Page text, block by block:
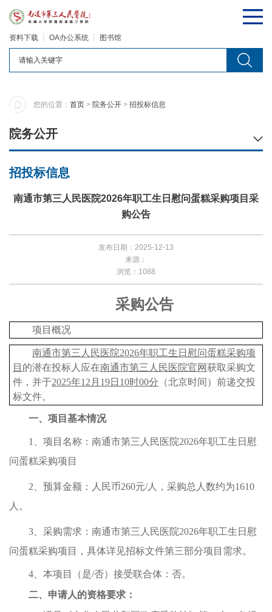
资料下载 OA办公系统 图书馆
您的位置： 首页 > 院务公开 > 招投标信息
院务公开
招投标信息
南通市第三人民医院2026年职工生日慰问蛋糕采购项目采
购公告
发布日期：2025-12-13
来源：
浏览：1088
采购公告
项目概况
南通市第三人民医院2026年职工生日慰问蛋糕采购项
目 的潜在投标人应在南通市第三人民医院官网获取采购文
件，并于2025年12 月 19日 10时00分 （北京时间）前递交投
标文件。
一、 项目基本情况
1 、项目名称： 南通市第三人民医院2026年职工生日慰
问蛋糕采购项目
2 、预算金额： 人民币260元/人 ，采购总人数约为1610
人。
3 、采购需求： 南通市第三人民医院2026年职工生日慰
问蛋糕采购项目， 具体详见招标文件第三部分项目需求。
4 、本项目（是/否）接受联合体：否。
二、申请人的资格要求：